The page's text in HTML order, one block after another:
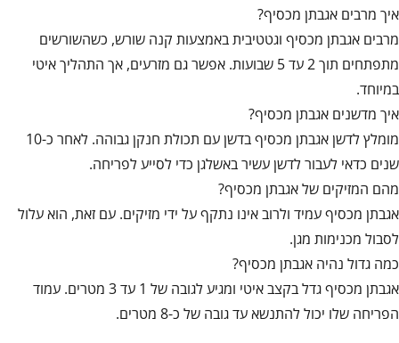
איך מרבים אגבתן מכסיף?
מרבים אגבתן מכסיף וגטטיבית באמצעות קנה שורש, כשהשורשים
מתפתחים תוך 2 עד 5 שבועות. אפשר גם מזרעים, אך התהליך איטי
במיוחד.
איך מדשנים אגבתן מכסיף?
מומלץ לדשן אגבתן מכסיף בדשן עם תכולת חנקן גבוהה. לאחר כ-10
שנים כדאי לעבור לדשן עשיר באשלגן כדי לסייע לפריחה.
מהם המזיקים של אגבתן מכסיף?
אגבתן מכסיף עמיד ולרוב אינו נתקף על ידי מזיקים. עם זאת, הוא עלול
לסבול מכנימות מגן.
כמה גדול נהיה אגבתן מכסיף?
אגבתן מכסיף גדל בקצב איטי ומגיע לגובה של 1 עד 3 מטרים. עמוד
הפריחה שלו יכול להתנשא עד גובה של כ-8 מטרים.